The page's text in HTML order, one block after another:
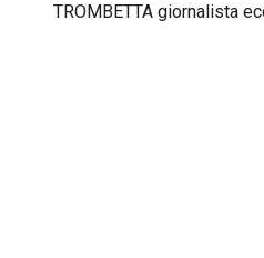
TROMBETTA giornalista